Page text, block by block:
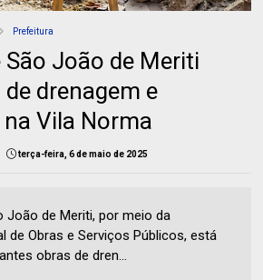
Prefeitura
João de Meriti
drenagem e
Vila Norma
terça-feira, 6 de maio de 2025
João de Meriti, por meio da
de Obras e Serviços Públicos, está
obras de dren...